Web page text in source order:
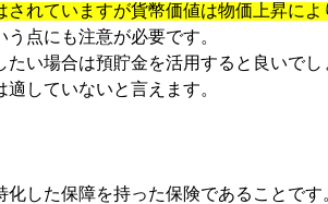
されていますが貨幣価値は物価上昇に
う点にも注意が必要です。
い場合は預貯金を活用すると良いでし
していないと言えます。
した保障を持った保険であることです